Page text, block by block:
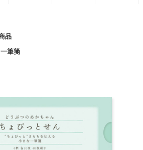
品
一筆箋